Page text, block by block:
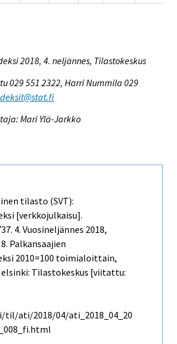
2018, 4. neljännes, Tilastokeskus
029 551 2322, Harri Nummila 029
Mari Ylä-Jarkko
tilasto (SVT):
[verkkojulkaisu].
4. Vuosineljännes 2018,
Palkansaajien
2010=100 toimialoittain,
Tilastokeskus [viitattu:
ati/2018/04/ati_2018_04_20